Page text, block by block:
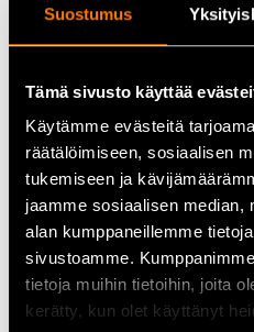
Suostumus
Tämä sivusto käyttää
Käytämme evästeitä
räätälöimiseen, sosiaalisen
tukemiseen ja
jaamme sosiaalisen median,
alan kumppaneillemme
sivustoamme.
tietoja muihin tietoihin, joita
kerätty, kun olet käyttänyt
Koronjousto
Kuumankestopohja
kitkapohja kestää
Sievi XL-lesti on normaalia
jaloilla ja varpailla on
Memory Foam -nilkkasuoja
Sievi FlexEnergy
ESD-hyväksytyt (IEC
Boa -kiristysmekanismi
3D-dry -vuori pitää jalkasi